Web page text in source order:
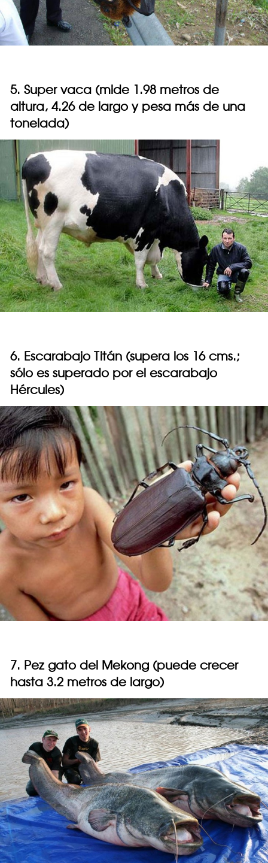
5. Super vaca (mide 1.98 metros de
altura, 4.26 de largo y pesa más de una
tonelada)
6. Escarabajo Titán (supera los 16 cms.;
sólo es superado por el escarabajo
Hércules)
7. Pez gato del Mekong (puede crecer
hasta 3.2 metros de largo)